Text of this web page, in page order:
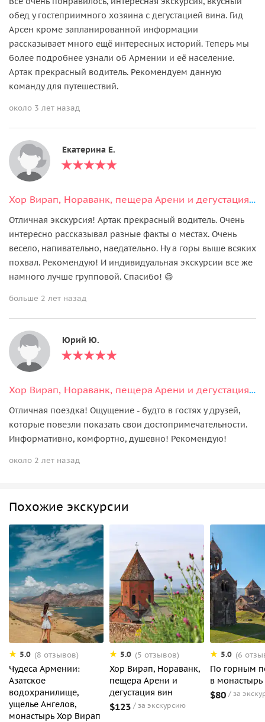
обед у гостеприимного хозяина с дегустацией вина. Гид
Арсен кроме запланированной информации
рассказывает много ещё интересных историй. Теперь мы
более подробнее узнали об Армении и её население.
Артак прекрасный водитель. Рекомендуем данную
команду для путешествий.
около 3 лет назад
Екатерина Е.
Хор Вирап, Нораванк, пещера Арени и дегустация вин
Отличная экскурсия! Артак прекрасный водитель. Очень
интересно рассказывал разные факты о местах. Очень
весело, напивательно, наедательно. Ну а горы выше всяких
похвал. Рекомендую! И индивидуальная экскурсии все же
намного лучше групповой. Спасибо! 😄
больше 2 лет назад
Юрий Ю.
Хор Вирап, Нораванк, пещера Арени и дегустация вин
Отличная поездка! Ощущение - будто в гостях у друзей,
которые повезли показать свои достопримечательности.
Информативно, комфортно, душевно! Рекомендую!
около 2 лет назад
Похожие экскурсии
5.0 (8 отзывов)
Чудеса Армении:
Азатское
водохранилище,
ущелье Ангелов,
монастырь Хор Вирап
5.0 (5 отзывов)
Хор Вирап, Нораванк,
пещера Арени и
дегустация вин
$123 за экскурсию
5.0 (6
По горным
в монастырь
$80 за